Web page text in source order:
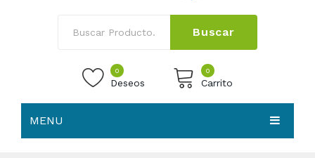
Buscar
0
Deseos
0
Carrito
MENU